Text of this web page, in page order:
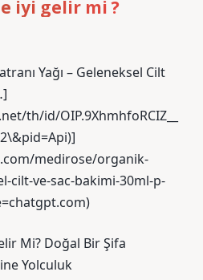
iyi gelir mi ?
Yağı – Geleneksel Cilt
th/id/OIP.9XhmhfoRCIZ__
medirose/organik-
cilt-ve-sac-bakimi-30ml-p-
Mi? Doğal Bir Şifa
Yolculuk